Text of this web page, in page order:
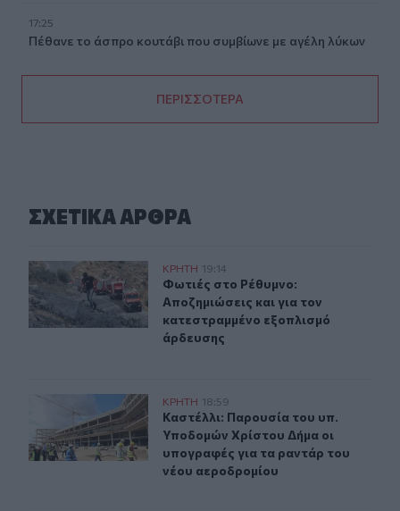
17:25
Πέθανε το άσπρο κουτάβι που συμβίωνε με αγέλη λύκων
ΠΕΡΙΣΣΟΤΕΡΑ
ΣΧΕΤΙΚA AΡΘΡΑ
Φωτιές στο Ρέθυμνο: Αποζημιώσεις και για τον
ΚΡΗΤΗ 19:14
Φωτιές στο Ρέθυμνο:
Φωτιές στο Ρέθυμνο:
Αποζημιώσεις και για τον
κατεστραμμένο εξοπλισμό
άρδευσης
Καστέλλι: Παρουσία του υπ. Υποδομών Χρίστου Δήμα
ΚΡΗΤΗ 18:59
Καστέλλι: Παρουσία του υπ.
Καστέλλι: Παρουσία του υπ.
Υποδομών Χρίστου Δήμα οι
υπογραφές για τα ραντάρ του
νέου αεροδρομίου